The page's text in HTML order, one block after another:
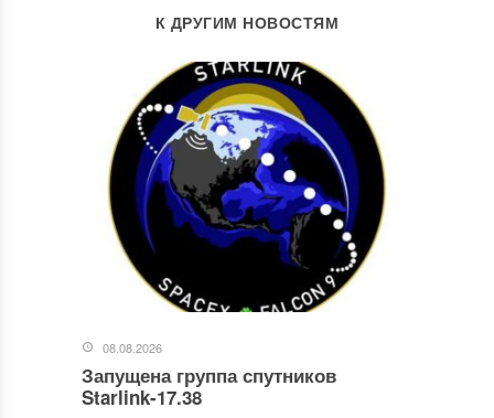
К ДРУГИМ НОВОСТЯМ
08.08.2026
Запущена группа спутников
Starlink-17.38